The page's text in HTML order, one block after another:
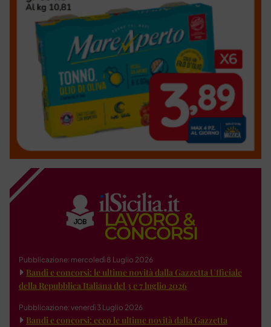
Pubblicazione: mercoledì 8 Luglio 2026
Bandi e concorsi: le ultime novità dalla Gazzetta Ufficiale
della Repubblica Italiana del 3 e 7 luglio 2026
Pubblicazione: venerdì 3 Luglio 2026
Bandi e concorsi: ecco le ultime novità dalla Gazzetta